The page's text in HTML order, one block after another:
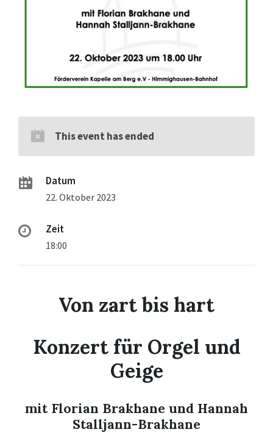
This event has ended
Datum
22. Oktober 2023
Zeit
18:00
Von zart bis hart
Konzert für Orgel und
Geige
mit Florian Brakhane und Hannah
Stalljann-Brakhane